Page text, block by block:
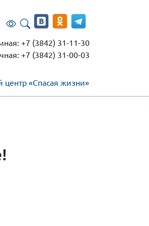
+7 (3842) 31-11-30
+7 (3842) 31-00-03
центр «Спасая жизни»